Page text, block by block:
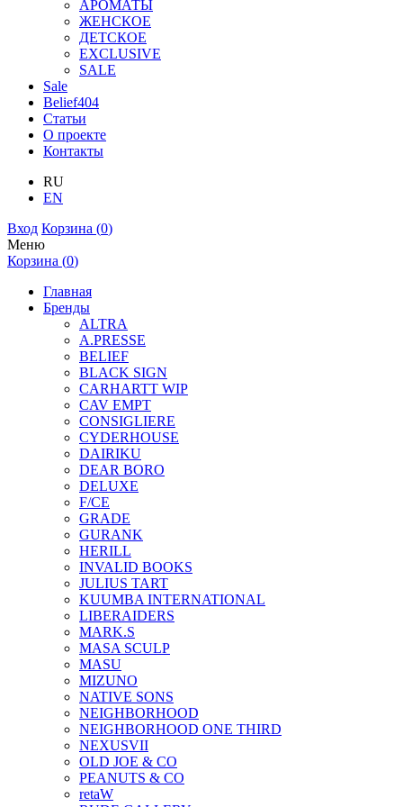
АРОМАТЫ
ЖЕНСКОЕ
ДЕТСКОЕ
EXCLUSIVE
SALE
Sale
Belief404
Статьи
О проекте
Контакты
RU
EN
Вход Корзина (0)
Меню
Корзина (0)
Главная
Бренды
ALTRA
A.PRESSE
BELIEF
BLACK SIGN
CARHARTT WIP
CAV EMPT
CONSIGLIERE
CYDERHOUSE
DAIRIKU
DEAR BORO
DELUXE
F/CE
GRADE
GURANK
HERILL
INVALID BOOKS
JULIUS TART
KUUMBA INTERNATIONAL
LIBERAIDERS
MARK.S
MASA SCULP
MASU
MIZUNO
NATIVE SONS
NEIGHBORHOOD
NEIGHBORHOOD ONE THIRD
NEXUSVII
OLD JOE & CO
PEANUTS & CO
retaW